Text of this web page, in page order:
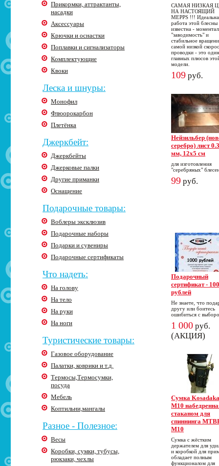
Прикормки, аттрактанты,
насадки
Аксессуары
Крючки и оснастки
Поплавки и сигнализаторы
Комплектующие
Квоки
Леска и шнуры:
Монофил
Флюорокарбон
Плетёнка
Джеркбейт:
Джеркбейты
Джерковые палки
Другие приманки
Оснащение
Подарочные товары:
Воблеры эксклюзив
Подарочные наборы
Подарки и сувениры
Подарочные сертификаты
Что надеть:
На голову
На тело
На руки
На ноги
Туристические товары:
Газовое оборудование
Палатки, коврики и т.д.
Термосы,Термосумки,
посуда
Мебель
Коптильни,мангалы
Разное - Полезное:
Весы
Коробки, сумки, тубусы,
рюкзаки, чехлы
САМАЯ НИЗКАЯ
НА НАСТОЯЩИЙ
MEPPS !!!
работа этой блесны
известна -
"заводимость" и
стабильное
самой низкой
проводки - это
главных плюсов
модели.
109 руб.
Нейзильбер
серебро) лист
мм, 12х5 см
для изготовления
"серебряных"
99 руб.
Подарочный
сертификат -
рублей
Не знаете, что
другу или боитесь
ошибиться с
1 000 руб.
(АКЦИЯ)
Cумка Kosadaka
M10
стаканом для
спиннинга
M10
Сумка с жёстким
держателем для
и коробкой для
обладает полным
функционалом для